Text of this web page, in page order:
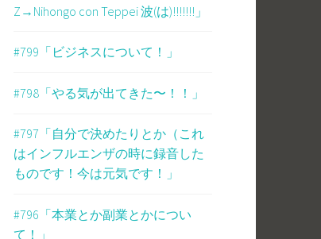
Z→Nihongo con Teppei 波(は)!!!!!!!」
#799「ビジネスについて！」
#798「やる気が出てきた〜！！」
#797「自分で決めたりとか（これ
はインフルエンザの時に録音した
ものです！今は元気です！」
#796「本業とか副業とかについ
て！」